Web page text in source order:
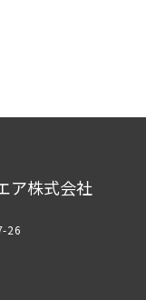
ア株式会社
26